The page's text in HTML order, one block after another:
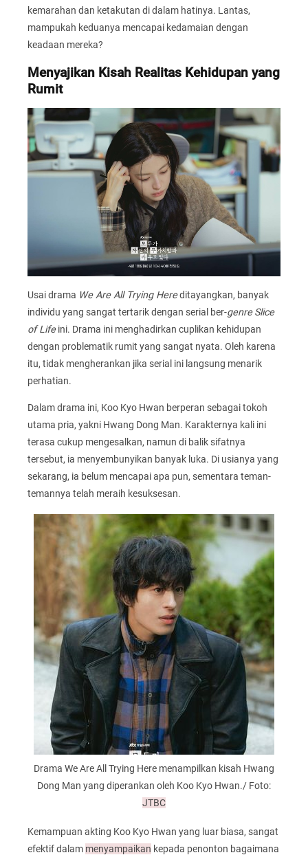
kemarahan dan ketakutan di dalam hatinya. Lantas,
mampukah keduanya mencapai kedamaian dengan
keadaan mereka?
Menyajikan Kisah Realitas Kehidupan yang
Rumit
Usai drama We Are All Trying Hereditayangkan, banyak
individu yang sangat tertarik dengan serial ber-genre Slice
of Lifeini. Drama ini menghadirkan cuplikan kehidupan
dengan problematik rumit yang sangat nyata. Oleh karena
itu, tidak mengherankan jika serial ini langsung menarik
perhatian.
Dalam drama ini, Koo Kyo Hwan berperan sebagai tokoh
utama pria, yakni Hwang Dong Man. Karakternya kali ini
terasa cukup mengesalkan, namun di balik sifatnya
tersebut, ia menyembunyikan banyak luka. Di usianya yang
sekarang, ia belum mencapai apa pun, sementara teman-
temannya telah meraih kesuksesan.
Drama We Are All Trying Here menampilkan kisah Hwang
Dong Man yang diperankan oleh Koo Kyo Hwan./ Foto:
JTBC
Kemampuan akting Koo Kyo Hwan yang luar biasa, sangat
efektif dalam menyampaikan kepada penonton bagaimana